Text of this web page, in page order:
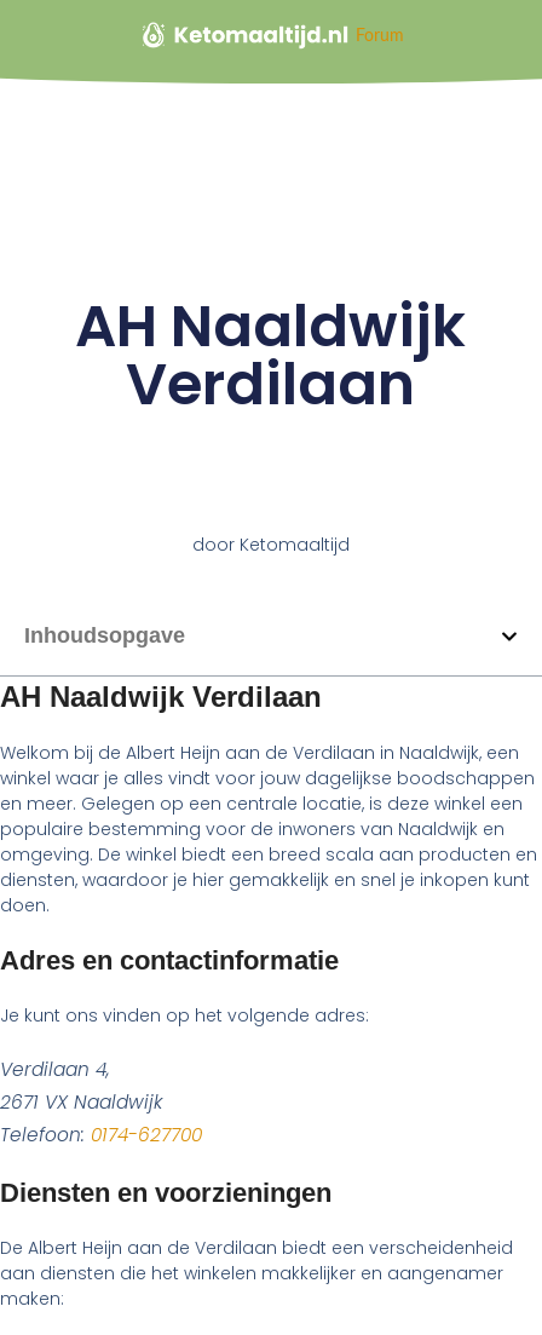
Forum
AH Naaldwijk
Verdilaan
doorKetomaaltijd
Inhoudsopgave
AH Naaldwijk Verdilaan
Welkom bij de Albert Heijn aan de Verdilaan in Naaldwijk, een
winkel waar je alles vindt voor jouw dagelijkse boodschappen
en meer. Gelegen op een centrale locatie, is deze winkel een
populaire bestemming voor de inwoners van Naaldwijk en
omgeving. De winkel biedt een breed scala aan producten en
diensten, waardoor je hier gemakkelijk en snel je inkopen kunt
doen.
Adres en contactinformatie
Je kunt ons vinden op het volgende adres:
Verdilaan 4,
2671 VX Naaldwijk
Telefoon: 0174-627700
Diensten en voorzieningen
De Albert Heijn aan de Verdilaan biedt een verscheidenheid
aan diensten die het winkelen makkelijker en aangenamer
maken: